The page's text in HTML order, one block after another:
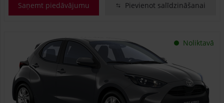
Saņemt piedāvājumu Pievienot salīdzināšanai
Noliktavā